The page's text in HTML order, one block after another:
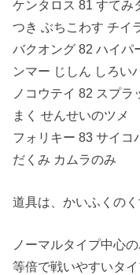
ケンタロス 81 すてみ
つき ぶちこわす チイ
バクオング 82 ハイパ
ンマー じしん しろい
ノコウテイ 82 スプ
まく せんせいのツメ
フォリキー 83 サイコ
だくみ カムラのみ
道具は、かいふくの
ノーマルタイプ中心
等倍で戦いやすいタ